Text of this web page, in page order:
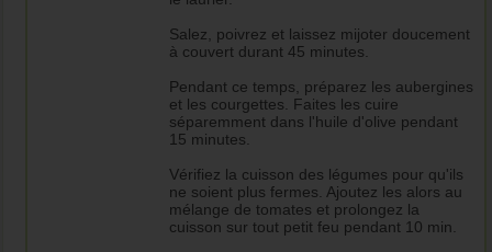
Salez, poivrez et laissez mijoter doucement
à couvert durant 45 minutes.
Pendant ce temps, préparez les aubergines
et les courgettes. Faites les cuire
séparemment dans l'huile d'olive pendant
15 minutes.
Vérifiez la cuisson des légumes pour qu'ils
ne soient plus fermes. Ajoutez les alors au
mélange de tomates et prolongez la
cuisson sur tout petit feu pendant 10 min.